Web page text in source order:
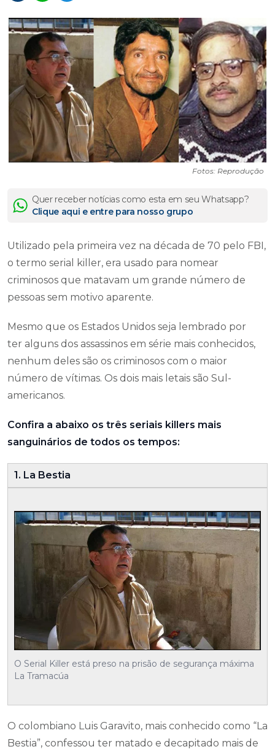
Fotos: Reprodução
Quer receber notícias como esta em seu Whatsapp?
Clique aqui e entre para nosso grupo
Utilizado pela primeira vez na década de 70 pelo FBI,
o termo serial killer, era usado para nomear
criminosos que matavam um grande número de
pessoas sem motivo aparente.
Mesmo que os Estados Unidos seja lembrado por
ter alguns dos assassinos em série mais conhecidos,
nenhum deles são os criminosos com o maior
número de vítimas. Os dois mais letais são Sul-
americanos.
Confira a abaixo os três seriais killers mais
sanguinários de todos os tempos:
1. La Bestia
O Serial Killer está preso na prisão de segurança máxima
La Tramacúa
O colombiano Luis Garavito, mais conhecido como “La
Bestia”, confessou ter matado e decapitado mais de